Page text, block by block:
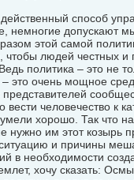
способ
немногие допускают
этой самой
чтобы людей честных
политика – это не
это очень мощное
вести человечество к
хорошо. Так что
нужно им этот козырь
и причины
в необходимости
хочу сказать: